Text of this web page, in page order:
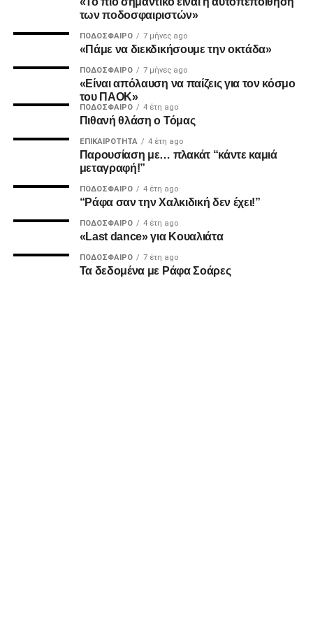
2. Την πιο σίγουρη και την πιο γρήγορη λύση για την
πολύ να δωθεί στον λαό του ΠΑΟΚ.
Και από ότι φαίνεται, ούτε γρήγοροι, ούτε σίγουροι, ούτε
ανεξάρτητοι σταθήκατε.
Επιθυμία λοιπόν του κόσμου που σας στήριξε είναι να
δωθούν ΑΜΕΣΑ αποτελέσματα και λύσεις οι οποίες
υποστηρίζονται από συμπαγής απόψεις και όχι αβάσιμες
τεκμηριώσεις και κομφούζιο καθυστερήσεων για το τι
πραγματικά συμβαίνει με την κληρονομιά του συλλόγου
των ποδοσφαιριστών»
ΠΟΔΌΣΦΑΙΡΟ 7 μήνες ago
«Πάμε να διεκδικήσουμε την οκτάδα»
ΠΟΔΌΣΦΑΙΡΟ 7 μήνες ago
«Είναι απόλαυση να παίζεις για τον κόσμο
του ΠΑΟΚ»
ΠΟΔΌΣΦΑΙΡΟ 4 έτη ago
Πιθανή θλάση ο Τόμας
ΕΠΙΚΑΙΡΌΤΗΤΑ 4 έτη ago
Παρουσίαση με… πλακάτ “κάντε καμιά
μεταγραφή!”
ΠΟΔΌΣΦΑΙΡΟ 4 έτη ago
“Ράφα σαν την Χαλκιδική δεν έχει!”
ΠΟΔΌΣΦΑΙΡΟ 4 έτη ago
«Last dance» για Κουαλιάτα
ΠΟΔΌΣΦΑΙΡΟ 7 έτη ago
Τα δεδομένα με Ράφα Σοάρες